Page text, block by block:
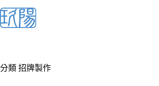
跳
至
主
容
分類 招牌製作